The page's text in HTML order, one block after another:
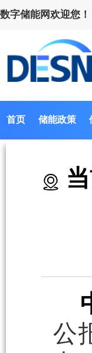
数字储能网欢迎您！
首页 储能政策
公